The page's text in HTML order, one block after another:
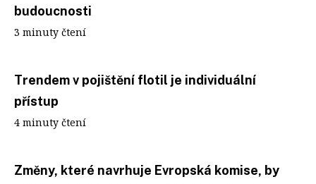
budoucnosti
3 minuty čtení
Trendem v pojištění flotil je individuální
přístup
4 minuty čtení
Změny, které navrhuje Evropská komise, by